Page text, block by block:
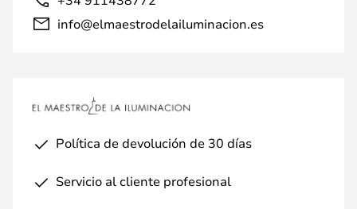
info@elmaestrodelailuminacion.es
Política de devolución de 30 días
Servicio al cliente profesional